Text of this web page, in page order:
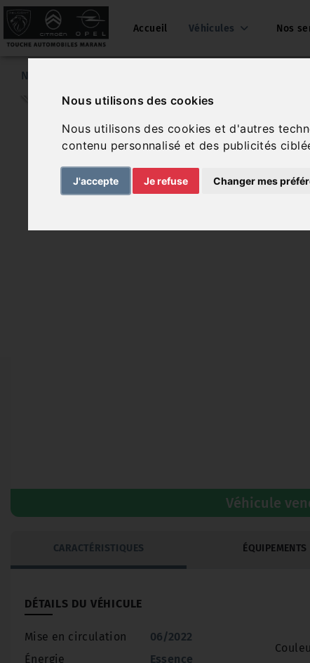
Nous utilisons des cookies
Nous utilisons des cookies et d'autres
contenu personnalisé et des publicités
J'accepte Je refuse Changer mes
Accueil Véhicules Nos
Nos véhicules
Véhicule
CARACTÉRISTIQUES ÉQUIPEMENTS
DÉTAILS DU VÉHICULE
Mise en circulation
06/2022
Énergie
Essence